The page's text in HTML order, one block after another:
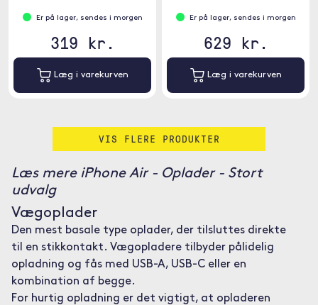
Er på lager, sendes i morgen
319 kr.
Læg i varekurven
Er på lager, sendes i morgen
629 kr.
Læg i varekurven
VIS FLERE PRODUKTER
Læs mere iPhone Air - Oplader - Stort
udvalg
Vægoplader
Den mest basale type oplader, der tilsluttes direkte
til en stikkontakt. Vægopladere tilbyder pålidelig
opladning og fås med USB-A, USB-C eller en
kombination af begge.
For hurtig opladning er det vigtigt, at opladeren